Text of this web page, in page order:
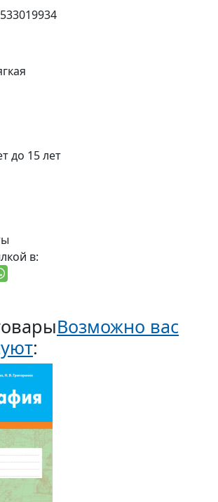
до 15 лет
в:
Возможно вас
: